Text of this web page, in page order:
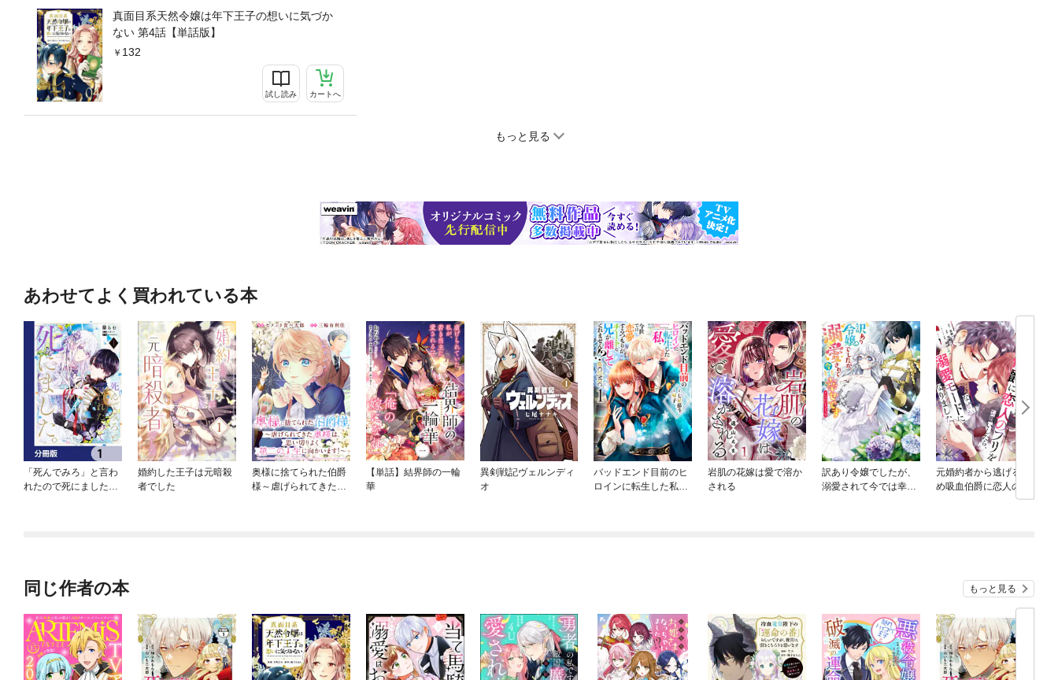
真面目系天然令嬢は年下王子の想いに気づか
ない 第4話【単話版】
132
試し読み カートへ
もっと見る
あわせてよく買われている本
「死んでみろ」と言わ
れたので死にました。
婚約した王子は元暗殺
者でした
奥様に捨てられた伯爵
様～虐げられてきた奥
【単話】結界師の一輪
華
異剣戦記ヴェルンディ
オ
バッドエンド目前のヒ
ロインに転生した私、
岩肌の花嫁は愛で溶か
される
訳あり令嬢でしたが、
溺愛されて今では幸せ
元婚約者から逃げるた
め吸血伯爵に恋人のフ
リをお願いしたら、な
同じ作者の本 もっと見る